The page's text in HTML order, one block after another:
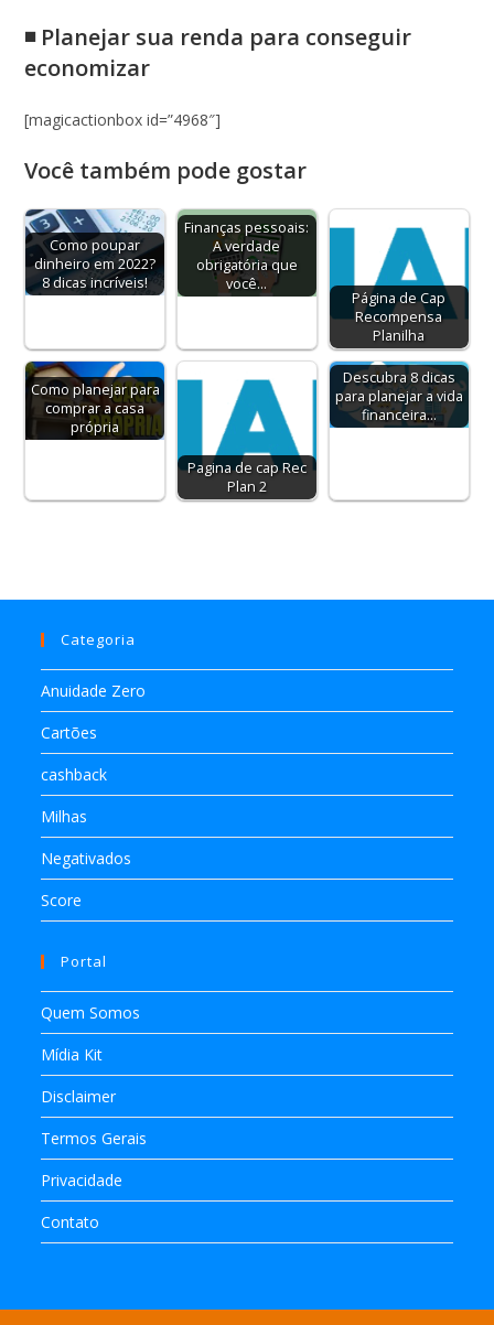
◾ Planejar sua renda para conseguir
economizar
[magicactionbox id=”4968″]
Você também pode gostar
Como poupar
dinheiro em 2022?
8 dicas incríveis!
Finanças pessoais:
A verdade
obrigatória que
você…
Página de Cap
Recompensa
Planilha
Como planejar para
comprar a casa
própria
Pagina de cap Rec
Plan 2
Descubra 8 dicas
para planejar a vida
financeira…
Categoria
Anuidade Zero
Cartões
cashback
Milhas
Negativados
Score
Portal
Quem Somos
Mídia Kit
Disclaimer
Termos Gerais
Privacidade
Contato